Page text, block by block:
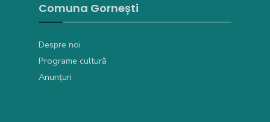
Comuna Gornești
Despre noi
Programe cultură
Anunțuri